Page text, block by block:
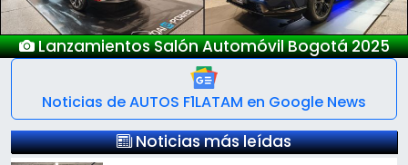
Nuevo Deepal S05
Noticias de AUTOS F1LATAM en Google News
Noticias más leídas